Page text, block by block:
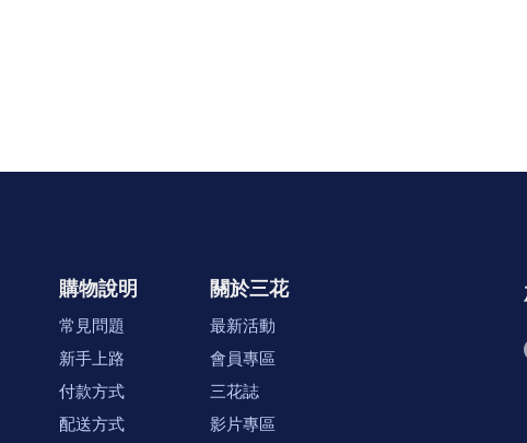
購物說明
常見問題
新手上路
付款方式
配送方式
關於三花
最新活動
會員專區
三花誌
影片專區